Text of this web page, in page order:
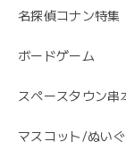
名探偵コナン特集
ボードゲーム
スペースタウン串
マスコット/ぬい